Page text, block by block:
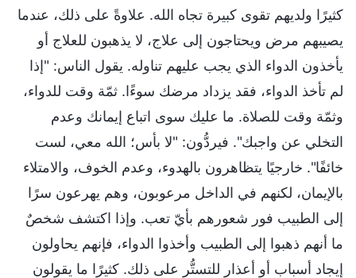
كثيرًا ولديهم تقوى كبيرة تجاه الله. علاوةً على ذلك، عندما
يصيبهم مرض ويحتاجون إلى علاج، لا يذهبون للعلاج أو
يأخذون الدواء الذي يجب عليهم تناوله. يقول الناس: "إذا
لم تأخذ الدواء، فقد يزداد مرضك سوءًا. ثمّة وقت للدواء،
وثمّة وقت للصلاة. ما عليك سوى اتباع إيمانك وعدم
التخلي عن واجبك". فيردُّون: "لا بأس؛ الله معي، لست
خائفًا". خارجيًا يتظاهرون بالهدوء، وعدم الخوف، والامتلاء
بالإيمان، لكنهم في الداخل مرعوبون، وهم يهرعون سرًا
إلى الطبيب فور شعورهم بأيّ تعب. وإذا اكتشف شخصٌ
ما أنهم ذهبوا إلى الطبيب وأخذوا الدواء، فإنهم يحاولون
إيجاد أسباب أو أعذار للتستُّر على ذلك. كثيرًا ما يقولون